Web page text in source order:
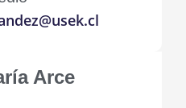
Arce